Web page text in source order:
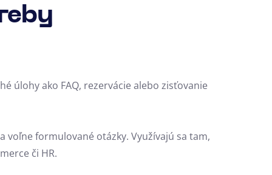
úlohy ako FAQ, rezervácie alebo zisťovanie
voľne formulované otázky. Využívajú sa tam,
či HR.